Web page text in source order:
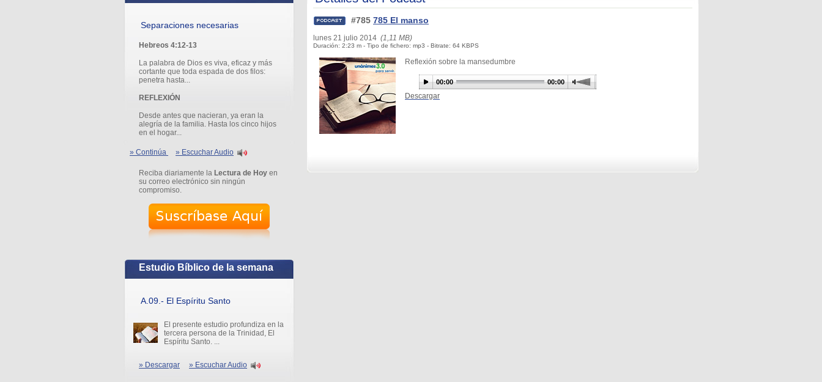
Separaciones necesarias
Hebreos 4:12-13
La palabra de Dios es viva, eficaz y más
cortante que toda espada de dos filos:
penetra hasta...
REFLEXIÓN
Desde antes que nacieran, ya eran la
alegría de la familia. Hasta los cinco hijos
en el hogar...
» Continúa » Escuchar Audio
Reciba diariamente la Lectura de Hoy en
su correo electrónico sin ningún
compromiso.
Estudio Bíblico de la semana
A.09.- El Espíritu Santo
El presente estudio profundiza en la
tercera persona de la Trinidad, El
Espíritu Santo. ...
» Descargar » Escuchar Audio
#785 785 El manso
lunes 21 julio 2014 (1,11 MB)
Duración: 2:23 m - Tipo de fichero: mp3 - Bitrate: 64 KBPS
Reflexión sobre la mansedumbre
00:00 00:00
Descargar